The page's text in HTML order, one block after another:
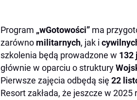
Program „wGotowości” ma
zarówno militarnych, jak i
szkolenia będą prowadzone w 132
głównie w oparciu o struktury
Pierwsze zajęcia odbędą się 22
Resort zakłada, że jeszcze w